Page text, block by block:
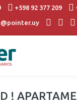
+598 92 377 209
!